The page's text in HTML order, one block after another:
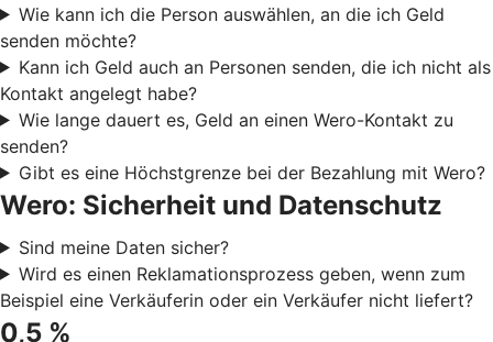
Wie kann ich die Person auswählen, an die ich Geld
senden möchte?
Kann ich Geld auch an Personen senden, die ich nicht als
Kontakt angelegt habe?
Wie lange dauert es, Geld an einen Wero-Kontakt zu
senden?
Gibt es eine Höchstgrenze bei der Bezahlung mit Wero?
Wero: Sicherheit und Datenschutz
Sind meine Daten sicher?
Wird es einen Reklamationsprozess geben, wenn zum
Beispiel eine Verkäuferin oder ein Verkäufer nicht liefert?
0,5 %